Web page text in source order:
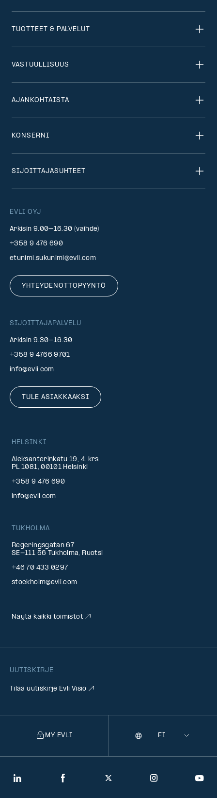
EVLI OYJ
Arkisin 9.00–16.30 (vaihde)
+358 9 476 690
etunimi.sukunimi@evli.com
YHTEYDENOTTOPYYNTÖ
SIJOITTAJAPALVELU
Arkisin 9.30–16.30
+358 9 4766 9701
info@evli.com
TULE ASIAKKAAKSI
TUOTTEET & PALVELUT
VASTUULLISUUS
AJANKOHTAISTA
KONSERNI
SIJOITTAJASUHTEET
UUTISKIRJE
Tilaa uutiskirje Evli Visio
HELSINKI
Aleksanterinkatu 19, 4. krs
PL 1081, 00101 Helsinki
+358 9 476 690
info@evli.com
TUKHOLMA
Regeringsgatan 67
SE-111 56 Tukholma, Ruotsi
+46 70 433 0297
stockholm@evli.com
Näytä kaikki toimistot
LinkedIn Facebook Twitter Instagram
MY EVLI
Selecting
Kieli